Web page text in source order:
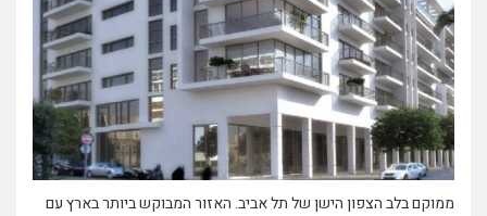
ממוקם בלב הצפון הישן של תל אביב. האזור המבוקש ביותר בארץ עם